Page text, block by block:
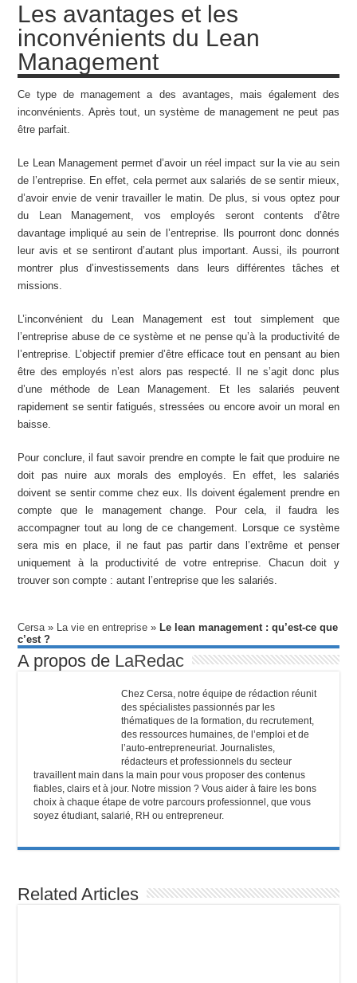
Les avantages et les
inconvénients du Lean
Management
Ce type de management a des avantages, mais également des
inconvénients. Après tout, un système de management ne peut pas
être parfait.
Le Lean Management permet d’avoir un réel impact sur la vie au sein
de l’entreprise. En effet, cela permet aux salariés de se sentir mieux,
d’avoir envie de venir travailler le matin. De plus, si vous optez pour
du Lean Management, vos employés seront contents d’être
davantage impliqué au sein de l’entreprise. Ils pourront donc donnés
leur avis et se sentiront d’autant plus important. Aussi, ils pourront
montrer plus d’investissements dans leurs différentes tâches et
missions.
L’inconvénient du Lean Management est tout simplement que
l’entreprise abuse de ce système et ne pense qu’à la productivité de
l’entreprise. L’objectif premier d’être efficace tout en pensant au bien
être des employés n’est alors pas respecté. Il ne s’agit donc plus
d’une méthode de Lean Management. Et les salariés peuvent
rapidement se sentir fatigués, stressées ou encore avoir un moral en
baisse.
Pour conclure, il faut savoir prendre en compte le fait que produire ne
doit pas nuire aux morals des employés. En effet, les salariés
doivent se sentir comme chez eux. Ils doivent également prendre en
compte que le management change. Pour cela, il faudra les
accompagner tout au long de ce changement. Lorsque ce système
sera mis en place, il ne faut pas partir dans l’extrême et penser
uniquement à la productivité de votre entreprise. Chacun doit y
trouver son compte : autant l’entreprise que les salariés.
Cersa» La vie en entreprise » Le lean management : qu’est-ce que
c’est ?
A propos de LaRedac
Chez Cersa, notre équipe de rédaction réunit
des spécialistes passionnés par les
thématiques de la formation, du recrutement,
des ressources humaines, de l’emploi et de
l’auto-entrepreneuriat. Journalistes,
rédacteurs et professionnels du secteur
travaillent main dans la main pour vous proposer des contenus
fiables, clairs et à jour. Notre mission ? Vous aider à faire les bons
choix à chaque étape de votre parcours professionnel, que vous
soyez étudiant, salarié, RH ou entrepreneur.
Related Articles